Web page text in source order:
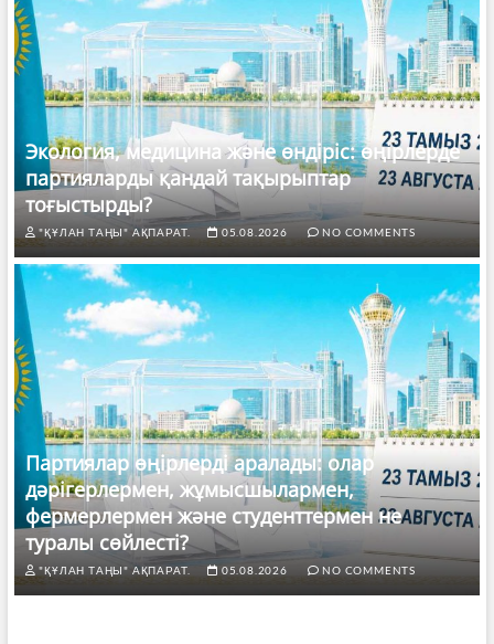
Экология, медицина және өндіріс: өңірлерде
партияларды қандай тақырыптар
тоғыстырды?
"ҚҰЛАН ТАҢЫ" АҚПАРАТ. 05.08.2026 NO COMMENTS
Партиялар өңірлерді аралады: олар
дәрігерлермен, жұмысшылармен,
фермерлермен және студенттермен не
туралы сөйлесті?
"ҚҰЛАН ТАҢЫ" АҚПАРАТ. 05.08.2026 NO COMMENTS